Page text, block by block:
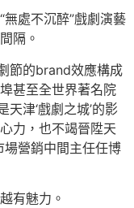
處不沉醉”戲劇演藝
隔。
節的brand效應構成
甚至全世界著名院
天津‘戲劇之城’的影
力，也不竭晉陞天
場營銷中間主任任博
有魅力。